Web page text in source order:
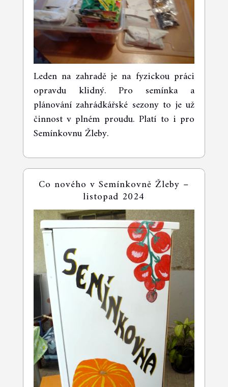
Leden na zahradě je na fyzickou práci
opravdu klidný. Pro semínka a
plánování zahrádkářské sezony to je už
činnost v plném proudu. Platí to i pro
Semínkovnu Žleby.
Co nového v Semínkovně Žleby –
listopad 2024